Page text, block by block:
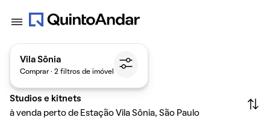
Vila Sônia
Comprar · 2 filtros de imóvel
Studios e kitnets
à venda perto de Estação Vila Sônia, São Paulo